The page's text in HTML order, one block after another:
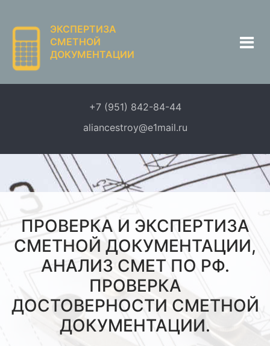
ЭКСПЕРТИЗА
СМЕТНОЙ
ДОКУМЕНТАЦИИ
+7 (951) 842-84-44
aliancestroy@e1mail.ru
ПРОВЕРКА И ЭКСПЕРТИЗА
СМЕТНОЙ ДОКУМЕНТАЦИИ,
АНАЛИЗ СМЕТ ПО РФ.
ПРОВЕРКА
ДОСТОВЕРНОСТИ СМЕТНОЙ
ДОКУМЕНТАЦИИ.